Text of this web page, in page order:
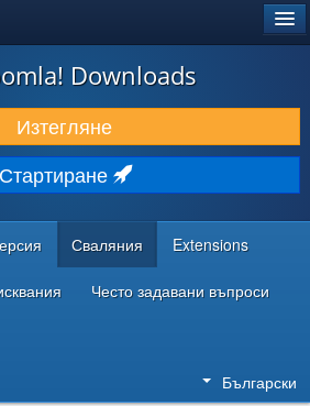
Downloads
Изтегляне
Стартиране
Сваляния Extensions
Често задавани въпроси
Български